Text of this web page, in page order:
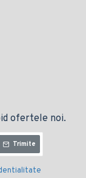
ofertele noi.
Trimite